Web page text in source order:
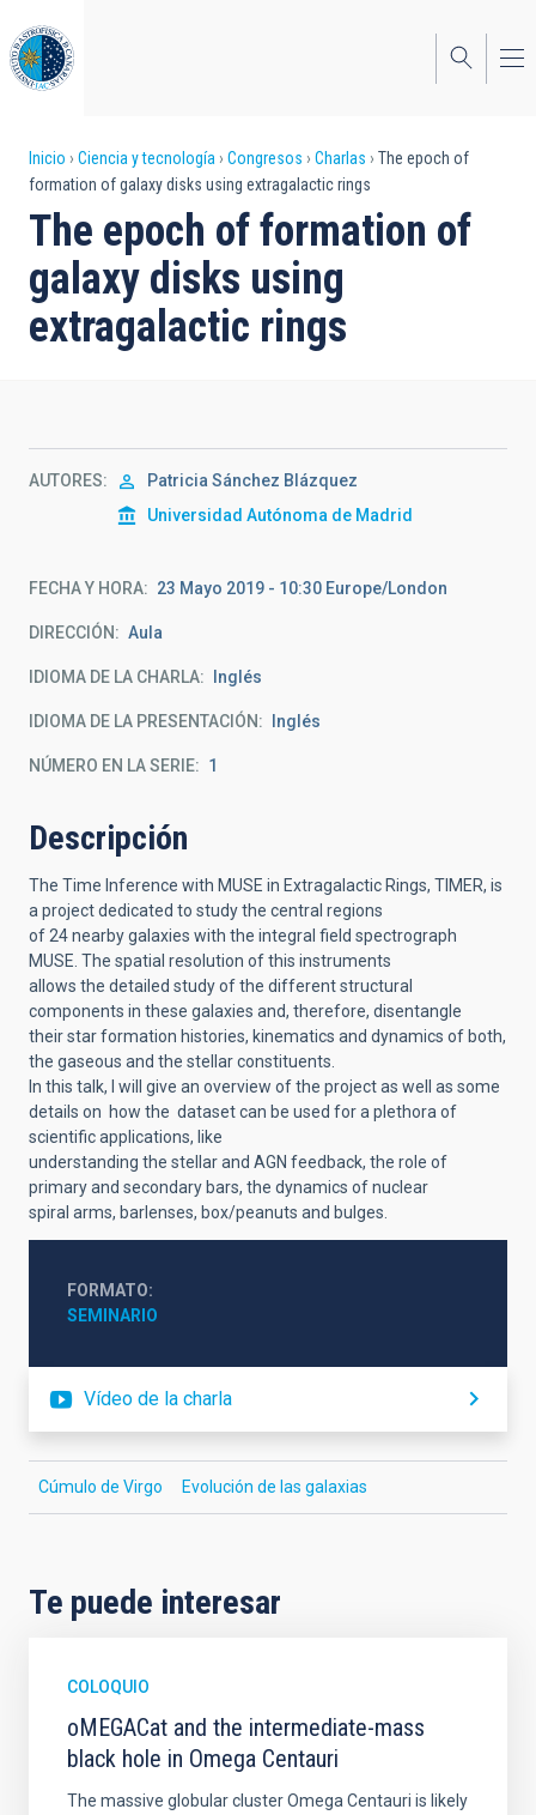
al
contenido
principal
Sobrescribir
enlaces
de
ayuda
a
Inicio Ciencia y tecnología Congresos Charlas
The epoch of
formation of galaxy disks using extragalactic rings
The epoch of formation of
galaxy disks using
extragalactic rings
AUTORES
Patricia Sánchez Blázquez
Universidad Autónoma de Madrid
FECHA Y HORA 23 Mayo 2019 - 10:30 Europe/London
DIRECCIÓN Aula
IDIOMA DE LA CHARLA Inglés
IDIOMA DE LA PRESENTACIÓN Inglés
NÚMERO EN LA SERIE 1
Descripción
The Time Inference with MUSE in Extragalactic Rings, TIMER, is
a project dedicated to study the central regions
of 24 nearby galaxies with the integral field spectrograph
MUSE. The spatial resolution of this instruments
allows the detailed study of the different structural
components in these galaxies and, therefore, disentangle
their star formation histories, kinematics and dynamics of both,
the gaseous and the stellar constituents.
In this talk, I will give an overview of the project as well as some
details on how the dataset can be used for a plethora of
scientific applications, like
understanding the stellar and AGN feedback, the role of
primary and secondary bars, the dynamics of nuclear
spiral arms, barlenses, box/peanuts and bulges.
FORMATO
SEMINARIO
Vídeo de la charla
Cúmulo de Virgo Evolución de las galaxias
Te puede interesar
COLOQUIO
oMEGACat and the intermediate-mass
black hole in Omega Centauri
The massive globular cluster Omega Centauri is likely